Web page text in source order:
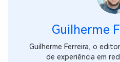
Guilherme
Guilherme Ferreira, o
de experiência em